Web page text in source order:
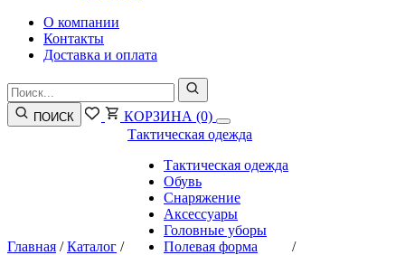
О компании
Контакты
Доставка и оплата
ПОИСК КОРЗИНА (0)
Главная /Каталог /
Тактическая одежда
Тактическая одежда
Обувь
Снаряжение
Аксессуары
Головные уборы
Полевая форма
/